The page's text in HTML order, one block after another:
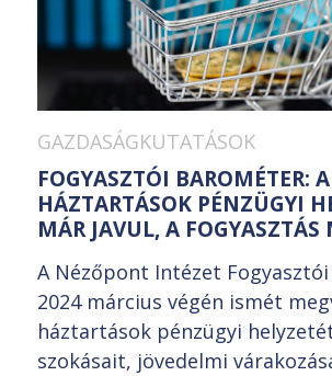
GAZDASÁGKUTATÁSOK
FOGYASZTÓI BAROMÉTER: A
HÁZTARTÁSOK PÉNZÜGYI
MÁR JAVUL, A FOGYASZTÁS
A Nézőpont Intézet
2024 március végén ismét
háztartások pénzügyi
szokásait, jövedelmi